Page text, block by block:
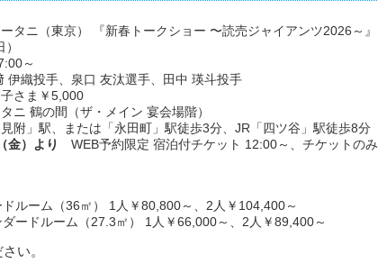
タニ（東京） 『新春トークショー 〜読売ジャイアンツ2026～』
～
伊織投手、泉口 友汰選手、田中 瑛斗投手
さま￥5,000
ニ 鶴の間（ザ・メイン 宴会場階）
附」駅、または「永田町」駅徒歩3分、JR「四ツ谷」駅徒歩8分
金）より
WEB予約限定 宿泊付チケット 12:00～、チケットのみ
ルーム（36㎡） 1人￥80,800～、2人￥104,400～
ードルーム（27.3㎡） 1人￥66,000～、2人￥89,400～
い。